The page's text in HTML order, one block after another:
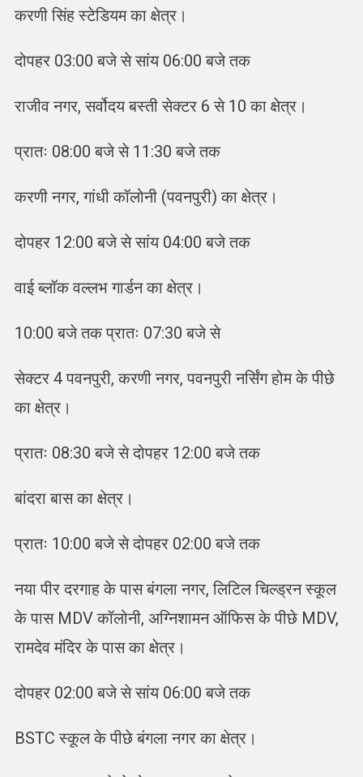
करणी सिंह स्टेडियम का क्षेत्र।
दोपहर 03:00 बजे से सांय 06:00 बजे तक
राजीव नगर, सर्वोदय बस्ती सेक्टर 6 से 10 का क्षेत्र।
प्रातः 08:00 बजे से 11:30 बजे तक
करणी नगर, गांधी कॉलोनी (पवनपुरी) का क्षेत्र।
दोपहर 12:00 बजे से सांय 04:00 बजे तक
वाई ब्लॉक वल्लभ गार्डन का क्षेत्र।
10:00 बजे तक प्रातः 07:30 बजे से
सेक्टर 4 पवनपुरी, करणी नगर, पवनपुरी नर्सिंग होम के पीछे
का क्षेत्र।
प्रातः 08:30 बजे से दोपहर 12:00 बजे तक
बांदरा बास का क्षेत्र।
प्रातः 10:00 बजे से दोपहर 02:00 बजे तक
नया पीर दरगाह के पास बंगला नगर, लिटिल चिल्ड्रन स्कूल
के पास MDV कॉलोनी, अग्निशामन ऑफिस के पीछे MDV,
रामदेव मंदिर के पास का क्षेत्र।
दोपहर 02:00 बजे से सांय 06:00 बजे तक
BSTC स्कूल के पीछे बंगला नगर का क्षेत्र।